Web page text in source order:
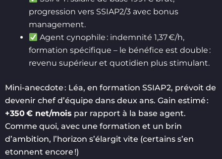
progression vers SSIAP2/3 avec bonus
management.
Agent cynophile : indemnité 1,37 €/h,
formation spécifique – le bénéfice est double :
revenu supérieur et quotidien plus stimulant.
Mini-anecdote : Léa, en formation SSIAP2, prévoit de
devenir chef d’équipe dans deux ans. Gain estimé :
+350 € net/mois par rapport à la base agent.
Comme quoi, avec une formation et un brin
d’ambition, l’horizon s’élargit vite (certains s’en
etonnent encore !)